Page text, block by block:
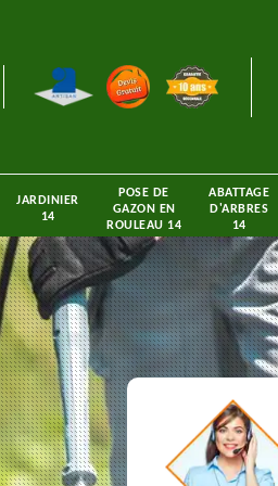
JARDINIER
14
POSE DE
GAZON EN
ROULEAU 14
ABATTAGE
D'ARBRES
14